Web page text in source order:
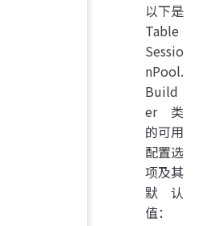
以下是
Table
Sessio
nPool.
Build
er 类
的可用
配置选
项及其
默认
值：